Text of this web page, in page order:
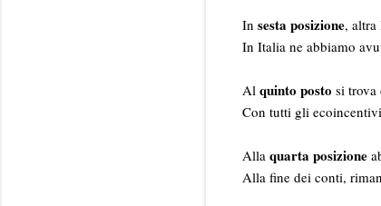
In sesta posizione,
In Italia ne abbiamo
Al quinto posto si trova
Con tutti gli
Alla quarta posizione
Alla fine dei conti,